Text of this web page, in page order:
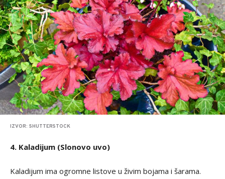
IZVOR: SHUTTERSTOCK
4. Kaladijum (Slonovo uvo)
Kaladijum ima ogromne listove u živim bojama i šarama.